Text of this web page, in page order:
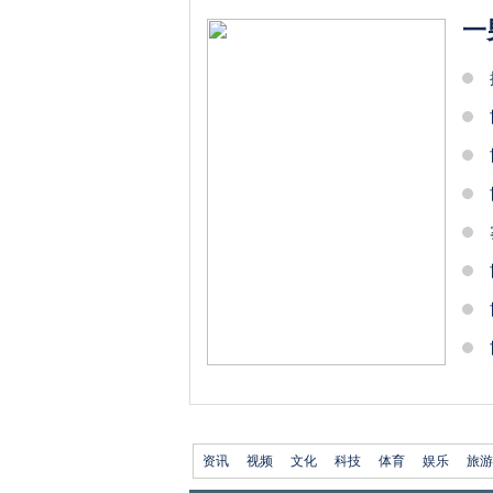
一
资讯 视频 文化 科技 体育 娱乐 旅游